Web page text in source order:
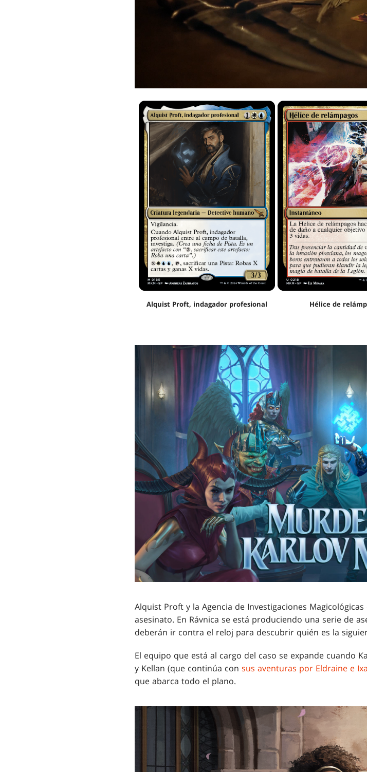
Alquist Proft, indagador profesional Hélice de
Alquist Proft y la Agencia de Investigaciones
asesinato. En Rávnica se está produciendo una serie de
deberán ir contra el reloj para descubrir quién es la
El equipo que está al cargo del caso se expande cuando
y Kellan (que continúa con sus aventuras por Eldraine e
que abarca todo el plano.